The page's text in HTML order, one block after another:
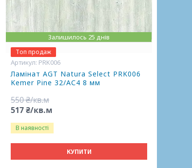
Залишилось 25 днів
Топ продаж
PRK006
Ламінат AGT Natura Select PRK006
Kemer Pine 32/АС4 8 мм
550 ₴/кв.м
517 ₴/кв.м
В наявності
КУПИТИ